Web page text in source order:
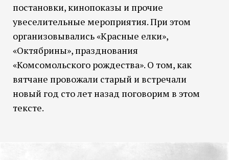
постановки, кинопоказы и прочие
увеселительные мероприятия. При этом
организовывались «Красные елки»,
«Октябрины», празднования
«Комсомольского рождества». О том, как
вятчане провожали старый и встречали
новый год сто лет назад поговорим в этом
тексте.